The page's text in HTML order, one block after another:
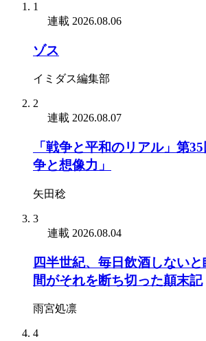
1
連載 2026.08.06
ゾス
イミダス編集部
2
連載 2026.08.07
「戦争と平和のリアル」第
争と想像力」
矢田稔
3
連載 2026.08.04
四半世紀、毎日飲酒しない
間がそれを断ち切った顛末記
雨宮処凛
4